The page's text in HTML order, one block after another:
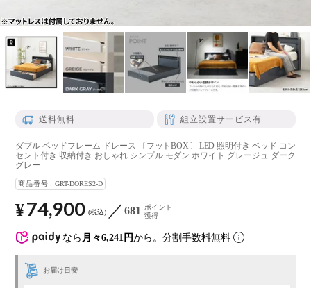
送料無料 組立設置サービス有
ダブル ベッドフレーム ドレース 〔フットBOX〕 LED 照明付き ベッド コン
セント付き 収納付き おしゃれ シンプル モダン ホワイト グレージュ ダーク
グレー
商品番号 GRT-DORES2-D
なら 月々6,241円から。分割手数料無料
¥74,900 税込 681
ポイント
獲得
お届け目安